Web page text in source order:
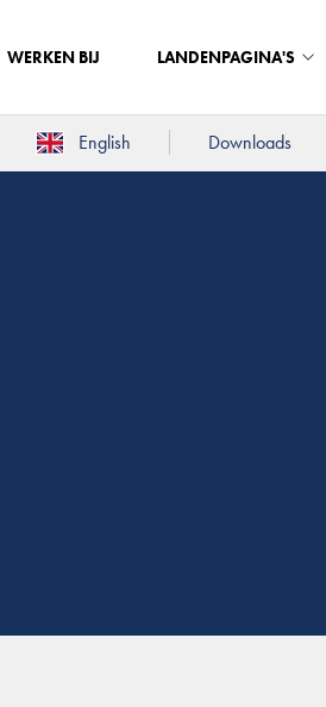
WERKEN BIJ LANDENPAGINA'S
English Downloads